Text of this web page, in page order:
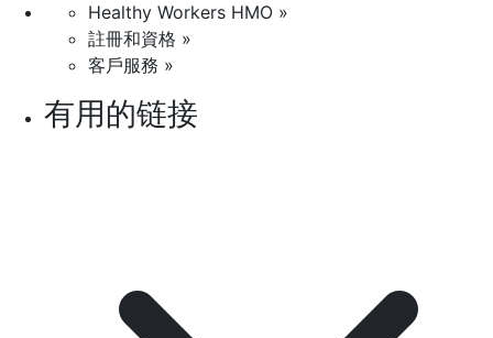
Healthy Workers HMO »
註冊和資格 »
客戶服務 »
有用的链接